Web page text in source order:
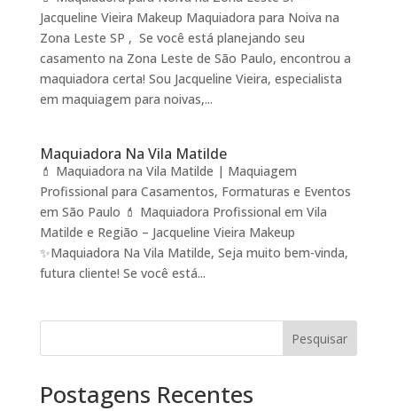
Jacqueline Vieira Makeup Maquiadora para Noiva na
Zona Leste SP , Se você está planejando seu
casamento na Zona Leste de São Paulo, encontrou a
maquiadora certa! Sou Jacqueline Vieira, especialista
em maquiagem para noivas,...
Maquiadora Na Vila Matilde
💄 Maquiadora na Vila Matilde | Maquiagem
Profissional para Casamentos, Formaturas e Eventos
em São Paulo 💄 Maquiadora Profissional em Vila
Matilde e Região – Jacqueline Vieira Makeup
✨Maquiadora Na Vila Matilde, Seja muito bem-vinda,
futura cliente! Se você está...
Pesquisar
Postagens Recentes